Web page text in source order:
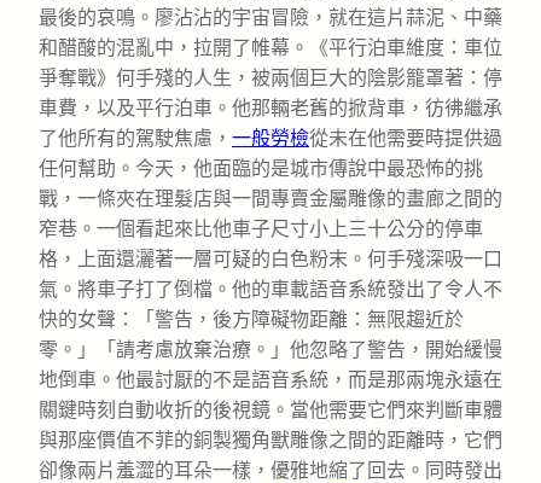
最後的哀鳴。廖沾沾的宇宙冒險，就在這片蒜泥、中藥
和醋酸的混亂中，拉開了帷幕。《平行泊車維度：車位
爭奪戰》何手殘的人生，被兩個巨大的陰影籠罩著：停
車費，以及平行泊車。他那輛老舊的掀背車，彷彿繼承
了他所有的駕駛焦慮， 一般勞檢從未在他需要時提供過
任何幫助。今天，他面臨的是城市傳說中最恐怖的挑
戰，一條夾在理髮店與一間專賣金屬雕像的畫廊之間的
窄巷。一個看起來比他車子尺寸小上三十公分的停車
格，上面還灑著一層可疑的白色粉末。何手殘深吸一口
氣。將車子打了倒檔。他的車載語音系統發出了令人不
快的女聲：「警告，後方障礙物距離：無限趨近於
零。」「請考慮放棄治療。」他忽略了警告，開始緩慢
地倒車。他最討厭的不是語音系統，而是那兩塊永遠在
關鍵時刻自動收折的後視鏡。當他需要它們來判斷車體
與那座價值不菲的銅製獨角獸雕像之間的距離時，它們
卻像兩片羞澀的耳朵一樣，優雅地縮了回去。同時發出